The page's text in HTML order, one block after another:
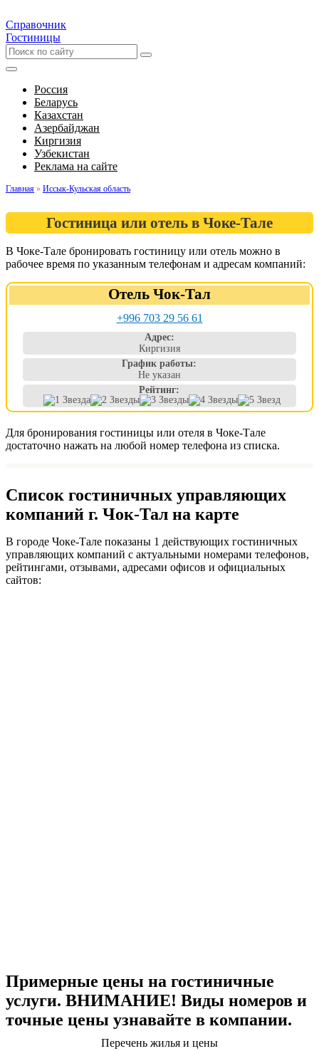
Справочник
Гостиницы
Россия
Беларусь
Казахстан
Азербайджан
Киргизия
Узбекистан
Реклама на сайте
Главная » Иссык-Кульская область
Гостиница или отель в Чоке-Тале
В Чоке-Тале бронировать гостиницу или отель можно в
рабочее время по указанным телефонам и адресам компаний:
Отель Чок-Тал
+996 703 29 56 61
Адрес:
Киргизия
График работы:
Не указан
Рейтинг:
Для бронирования гостиницы или отеля в Чоке-Тале
достаточно нажать на любой номер телефона из списка.
Список гостиничных управляющих
компаний г. Чок-Тал на карте
В городе Чоке-Тале показаны 1 действующих гостиничных
управляющих компаний с актуальными номерами телефонов,
рейтингами, отзывами, адресами офисов и официальных
сайтов:
Примерные цены на гостиничные
услуги. ВНИМАНИЕ! Виды номеров и
точные цены узнавайте в компании.
Перечень жилья и цены